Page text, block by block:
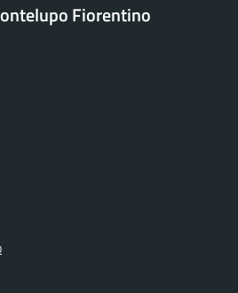
Fiorentino